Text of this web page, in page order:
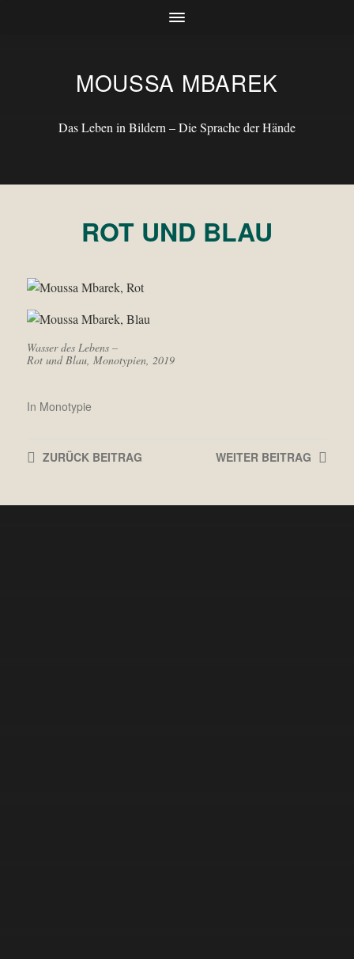
MOUSSA MBAREK
Das Leben in Bildern – Die Sprache der Hände
ROT UND BLAU
Wasser des Lebens –
Rot und Blau, Monotypien, 2019
In Monotypie
WEITER BEITRAG
ZURÜCKBEITRAG